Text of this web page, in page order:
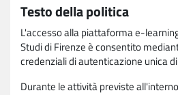
Testo della politica
L'accesso alla piattaforma e-
Studi di Firenze è consentito
credenziali di autenticazione unica
Durante le attività previste